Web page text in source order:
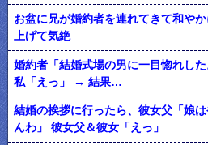
お盆に兄が婚約者を連れてきて和や
上げて気絶
婚約者「結婚式場の男に一目惚れし
私「えっ」 → 結果…
結婚の挨拶に行ったら、彼女父「娘
んわ」 彼女父＆彼女「えっ」